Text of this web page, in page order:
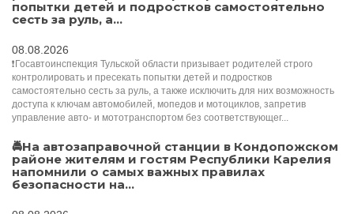
попытки детей и подростков самостоятельно
сесть за руль, а...
08.08.2026
❗Госавтоинспекция Тульской области призывает родителей строго
контролировать и пресекать попытки детей и подростков
самостоятельно сесть за руль, а также исключить для них возможность
доступа к ключам автомобилей, мопедов и мотоциклов, запретив
управление авто- и мототранспортом без соответствующег...
🚔На автозаправочной станции в Кондопожском
районе жителям и гостям Республики Карелия
напомнили о самых важных правилах
безопасности на...